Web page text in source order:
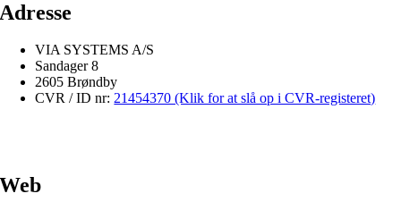
Adresse
VIA SYSTEMS A/S
Sandager 8
2605 Brøndby
CVR / ID nr: 21454370 (Klik for at slå op i CVR-registeret)
Web